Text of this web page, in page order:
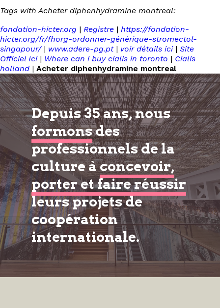
Tags with Acheter diphenhydramine montreal:
fondation-hicter.org | Registre | https://fondation-
hicter.org/fr/fhorg-ordonner-générique-stromectol-
singapour/| www.adere-pg.pt| voir détails ici| Site
Officiel Ici| Where can i buy cialis in toronto | Cialis
holland | Acheter diphenhydramine montreal
Depuis 35 ans, nous
formonsdes
professionnels de la
culture àconcevoir,
porter et faire réussir
leurs projets de
coopération
internationale.